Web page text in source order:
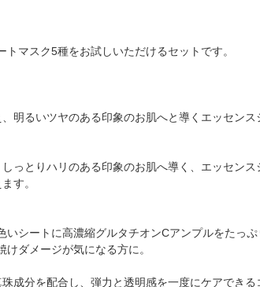
マスク5種をお試しいただけるセットです。
明るいツヤのある印象のお肌へと導くエッセンス
っとりハリのある印象のお肌へ導く、エッセン
す。
いシートに高濃縮グルタチオンCアンプルをたっ
ダメージが気になる方に。
成分を配合し、弾力と透明感を一度にケアでき